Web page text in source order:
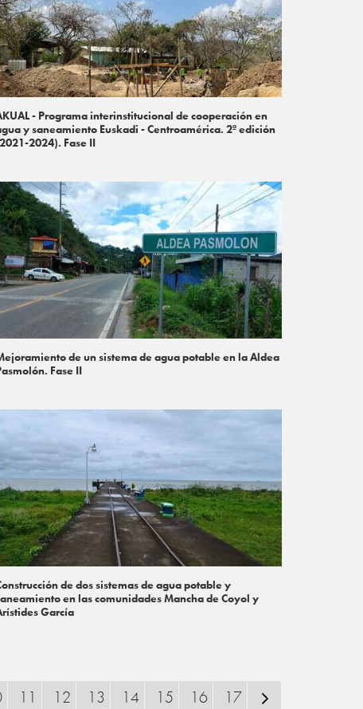
- Programa interinstitucional de cooperación en
y saneamiento Euskadi - Centroamérica. 2ª edición
2024). Fase II
de un sistema de agua potable en la Aldea
Fase II
de dos sistemas de agua potable y
en las comunidades Mancha de Coyol y
García
11 12 13 14 15 16 17